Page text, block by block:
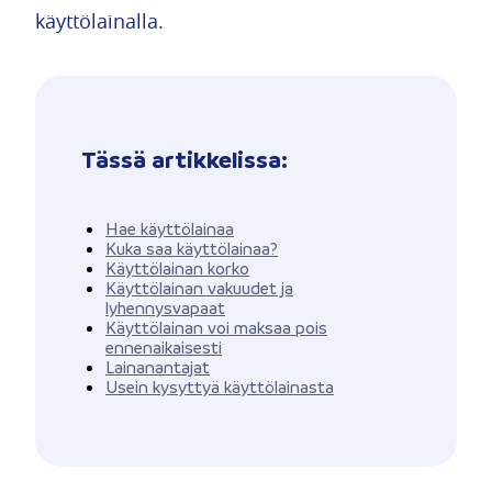
käyttölainalla.
Tässä artikkelissa:
Hae käyttölainaa
Kuka saa käyttölainaa?
Käyttölainan korko
Käyttölainan vakuudet ja
lyhennysvapaat
Käyttölainan voi maksaa pois
ennenaikaisesti
Lainanantajat
Usein kysyttyä käyttölainasta